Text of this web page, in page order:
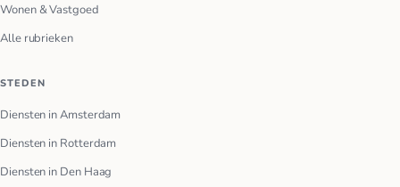
Wonen & Vastgoed
Alle rubrieken
STEDEN
Diensten in Amsterdam
Diensten in Rotterdam
Diensten in Den Haag